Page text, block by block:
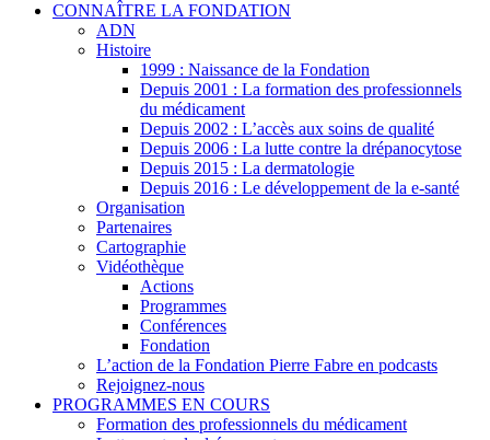
CONNAÎTRE LA FONDATION
ADN
Histoire
1999 : Naissance de la Fondation
Depuis 2001 : La formation des professionnels
du médicament
Depuis 2002 : L’accès aux soins de qualité
Depuis 2006 : La lutte contre la drépanocytose
Depuis 2015 : La dermatologie
Depuis 2016 : Le développement de la e-santé
Organisation
Partenaires
Cartographie
Vidéothèque
Actions
Programmes
Conférences
Fondation
L’action de la Fondation Pierre Fabre en podcasts
Rejoignez-nous
PROGRAMMES EN COURS
Formation des professionnels du médicament